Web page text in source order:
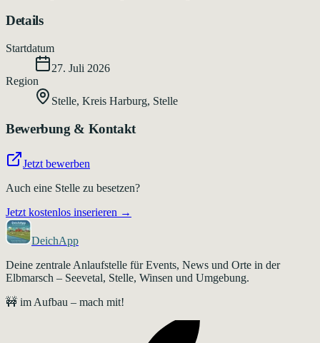
Details
Startdatum
27. Juli 2026
Region
Stelle, Kreis Harburg, Stelle
Bewerbung & Kontakt
Jetzt bewerben
Auch eine Stelle zu besetzen?
Jetzt kostenlos inserieren →
DeichApp
Deine zentrale Anlaufstelle für Events, News und Orte in der
Elbmarsch – Seevetal, Stelle, Winsen und Umgebung.
🚧 im Aufbau – mach mit!